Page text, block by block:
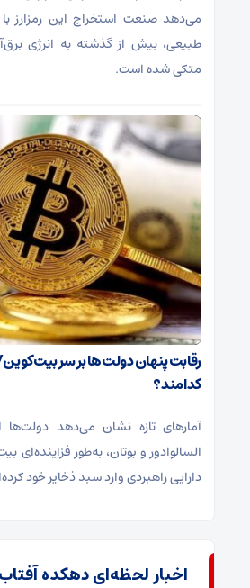
می‌دهد صنعت استخراج این رمزارز با
طبیعی، بیش از گذشته به انرژی
متکی شده است.
کدامند؟
آمارهای تازه نشان می‌دهد دولت‌ها
السالوادور و بوتان، به‌طور فزاینده‌ای
دارایی راهبردی وارد سبد ذخایر خود
اخبار لحظه‌ای دهکده آفتاب